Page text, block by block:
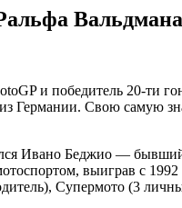
и победитель 20-ти
Германии. Свою самую
Ивано Беджио — бывший
выиграв с
Супермото (3